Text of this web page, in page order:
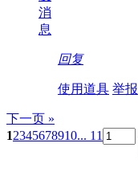
消
息
回复
使用道具 举报
下一页 »
12345678910... 11